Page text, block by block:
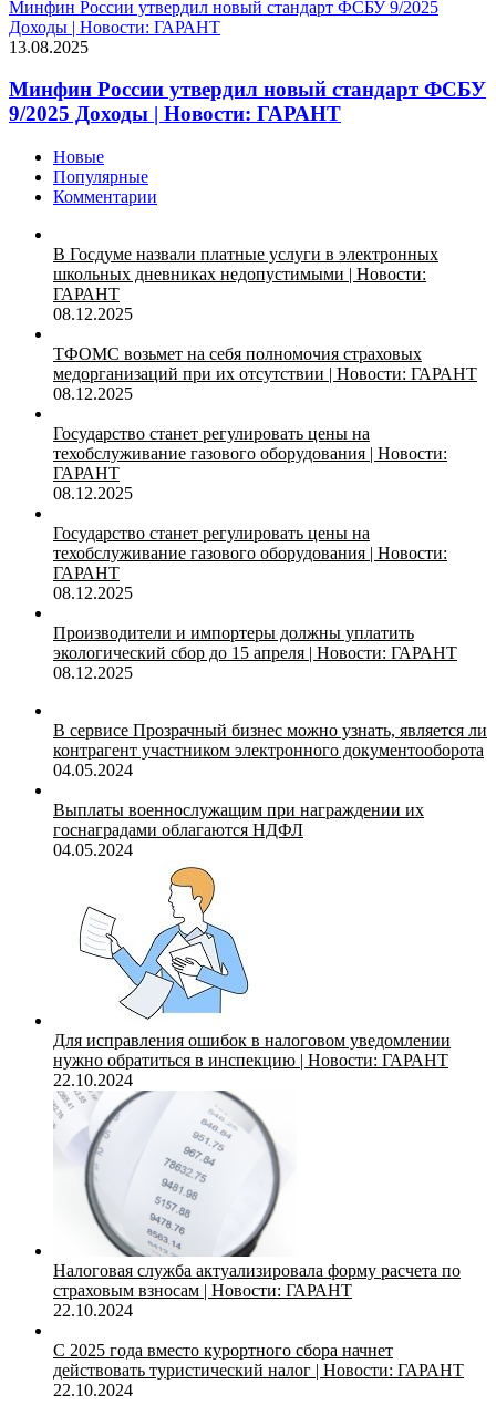
Минфин России утвердил новый стандарт ФСБУ 9/2025
Доходы | Новости: ГАРАНТ
13.08.2025
Минфин России утвердил новый стандарт ФСБУ
9/2025 Доходы | Новости: ГАРАНТ
Новые
Популярные
Комментарии
В Госдуме назвали платные услуги в электронных
школьных дневниках недопустимыми | Новости:
ГАРАНТ
08.12.2025
ТФОМС возьмет на себя полномочия страховых
медорганизаций при их отсутствии | Новости: ГАРАНТ
08.12.2025
Государство станет регулировать цены на
техобслуживание газового оборудования | Новости:
ГАРАНТ
08.12.2025
Государство станет регулировать цены на
техобслуживание газового оборудования | Новости:
ГАРАНТ
08.12.2025
Производители и импортеры должны уплатить
экологический сбор до 15 апреля | Новости: ГАРАНТ
08.12.2025
В сервисе Прозрачный бизнес можно узнать, является ли
контрагент участником электронного документооборота
04.05.2024
Выплаты военнослужащим при награждении их
госнаградами облагаются НДФЛ
04.05.2024
Для исправления ошибок в налоговом уведомлении
нужно обратиться в инспекцию | Новости: ГАРАНТ
22.10.2024
Налоговая служба актуализировала форму расчета по
страховым взносам | Новости: ГАРАНТ
22.10.2024
С 2025 года вместо курортного сбора начнет
действовать туристический налог | Новости: ГАРАНТ
22.10.2024